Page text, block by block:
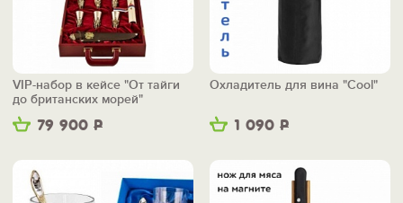
79 900 Р
VIP-набор в кейсе "От тайги
до британских морей"
1 090 Р
Охладитель для вина "Cool"